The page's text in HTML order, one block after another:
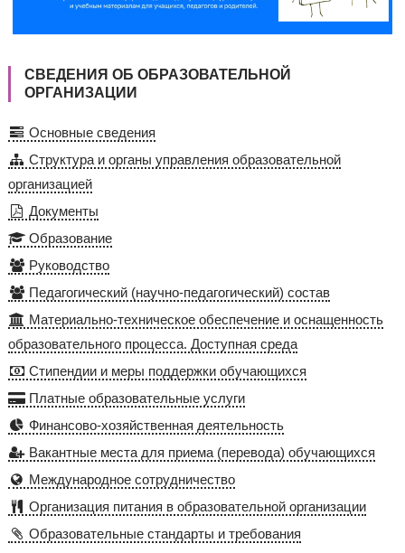
СВЕДЕНИЯ ОБ ОБРАЗОВАТЕЛЬНОЙ
ОРГАНИЗАЦИИ
Основные сведения
Структура и органы управления образовательной
организацией
Документы
Образование
Руководство
Педагогический (научно-педагогический) состав
Материально-техническое обеспечение и оснащенность
образовательного процесса. Доступная среда
Стипендии и меры поддержки обучающихся
Платные образовательные услуги
Финансово-хозяйственная деятельность
Вакантные места для приема (перевода) обучающихся
Международное сотрудничество
Организация питания в образовательной организации
Образовательные стандарты и требования